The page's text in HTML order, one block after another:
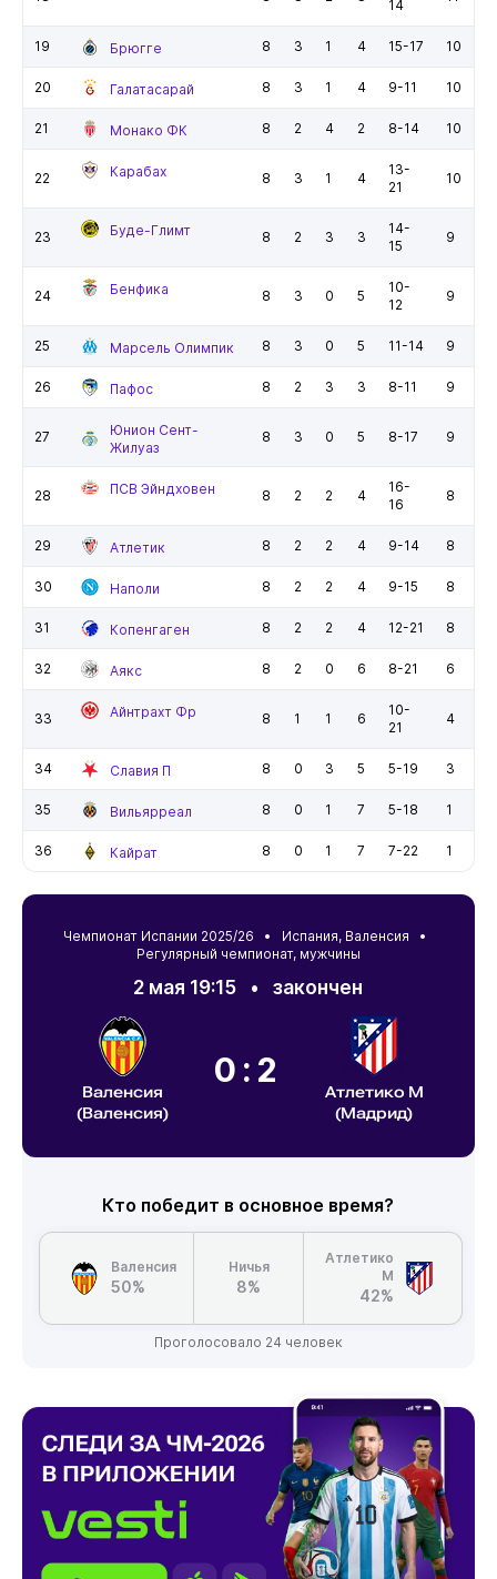
14
19 Брюгге 8 3 1 4 15-17 10
20 Галатасарай 8 3 1 4 9-11 10
21 Монако ФК 8 2 4 2 8-14 10
22 Карабах 8 3 1 4
13-
21
10
23 Буде-Глимт 8 2 3 3
14-
15
9
24 Бенфика 8 3 0 5
10-
12
9
25 Марсель Олимпик 8 3 0 5 11-14 9
26 Пафос 8 2 3 3 8-11 9
27
Юнион Сент-
Жилуаз
8 3 0 5 8-17 9
28 ПСВ Эйндховен 8 2 2 4
16-
16
8
29 Атлетик 8 2 2 4 9-14 8
30 Наполи 8 2 2 4 9-15 8
31 Копенгаген 8 2 2 4 12-21 8
32 Аякс 8 2 0 6 8-21 6
33 Айнтрахт Фр 8 1 1 6
10-
21
4
34 Славия П 8 0 3 5 5-19 3
35 Вильярреал 8 0 1 7 5-18 1
36 Кайрат 8 0 1 7 7-22 1
Чемпионат Испании 2025/26 • Испания, Валенсия •
Регулярный чемпионат, мужчины
2 мая 19:15 •закончен
Валенсия
(Валенсия)
0:2
Атлетико М
(Мадрид)
Кто победит в основное время?
Валенсия
50%
Ничья
8%
Атлетико
М
42%
Проголосовало 24 человек